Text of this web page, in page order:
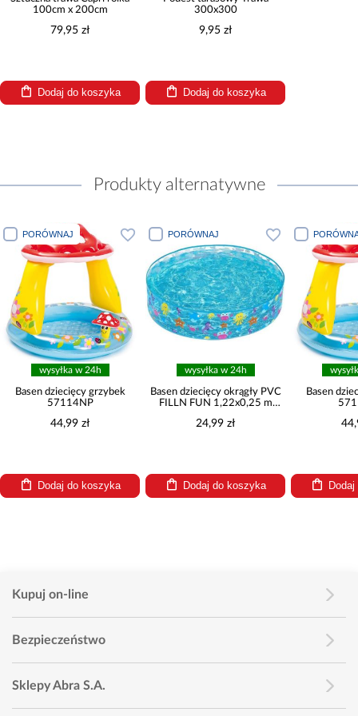
100cm x 200cm
79,95 zł
Dodaj do koszyka
300x300
9,95 zł
Dodaj do koszyka
Produkty alternatywne
PORÓWNAJ
wysyłka w 24h
Basen dziecięcy grzybek
57114NP
44,99 zł
Dodaj do koszyka
PORÓWNAJ
wysyłka w 24h
Basen dziecięcy okrągły PVC
FILLN FUN 1,22x0,25 m
24,99 zł
Dodaj do koszyka
Basen
Kupuj on-line
Bezpieczeństwo
Sklepy Abra S.A.